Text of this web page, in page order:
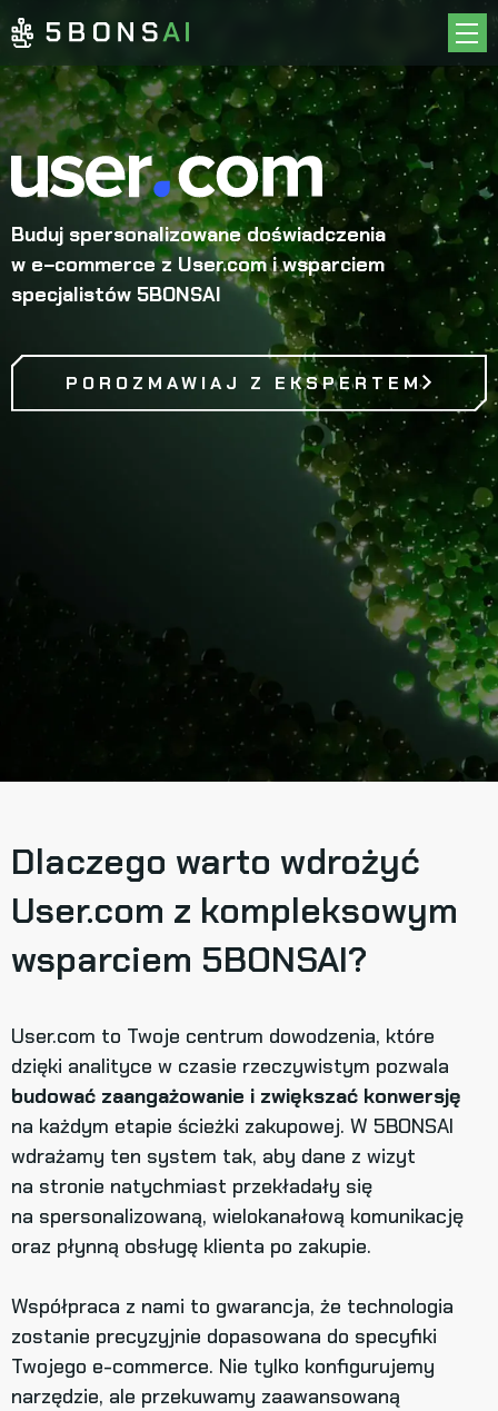
O NAS
CASE STUDIES
OFERTA
INSPIRACJE
KARIERA
KONTAKT
EN
Buduj spersonalizowane doświadczenia
w e−commerce z User.com i wsparciem
specjalistów 5BONSAI
POROZMAWIAJ Z EKSPERTEM
Dlaczego warto wdrożyć
User.com z kompleksowym
wsparciem 5BONSAI?
User.com to Twoje centrum dowodzenia, które
dzięki analityce w czasie rzeczywistym pozwala
budować zaangażowanie i zwiększać konwersję
na każdym etapie ścieżki zakupowej. W 5BONSAI
wdrażamy ten system tak, aby dane z wizyt
na stronie natychmiast przekładały się
na spersonalizowaną, wielokanałową komunikację
oraz płynną obsługę klienta po zakupie.
Współpraca z nami to gwarancja, że technologia
zostanie precyzyjnie dopasowana do specyfiki
Twojego e-commerce. Nie tylko konfigurujemy
narzędzie, ale przekuwamy zaawansowaną